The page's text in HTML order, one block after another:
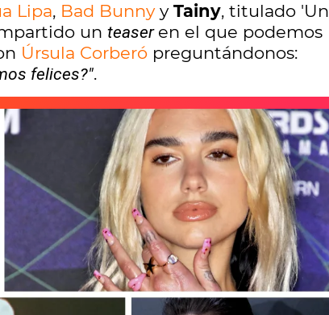
Lipa, Bad Bunnyy Tainy, titulado 'Un
un teaser en el que podemos
Úrsula Corberó preguntándonos:
felices?".